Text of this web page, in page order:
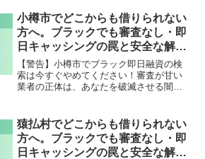
小樽市でどこからも借りられない
方へ。ブラックでも審査なし・即
日キャッシングの罠と安全な解決
策
【警告】小樽市でブラック即日融資の検
索は今すぐやめてください！審査が甘い
業者の正体は、あなたを破滅させる闇金
市で違法業者を避け、借金地獄から抜け
出した方々の実体験と確実な解決策を完
全公開。
猿払村でどこからも借りられない
方へ。ブラックでも審査なし・即
日キャッシングの罠と安全な解決